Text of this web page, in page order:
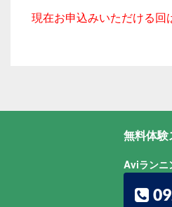
現在お申込みいただける回
無料体験
Aviランニ